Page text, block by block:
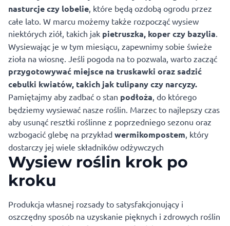
nasturcje czy lobelie, które będą ozdobą ogrodu przez
całe lato. W marcu możemy także rozpocząć wysiew
niektórych ziół, takich jak pietruszka, koper czy bazylia.
Wysiewając je w tym miesiącu, zapewnimy sobie świeże
zioła na wiosnę. Jeśli pogoda na to pozwala, warto zacząć
przygotowywać miejsce na truskawki oraz sadzić
cebulki kwiatów, takich jak tulipany czy narcyzy.
Pamiętajmy aby zadbać o stan podłoża, do którego
będziemy wysiewać nasze roślin. Marzec to najlepszy czas
aby usunąć resztki roślinne z poprzedniego sezonu oraz
wzbogacić glebę na przykład wermikompostem, który
dostarczy jej wiele składników odżywczych
Wysiew roślin krok po
kroku
Produkcja własnej rozsady to satysfakcjonujący i
oszczędny sposób na uzyskanie pięknych i zdrowych roślin